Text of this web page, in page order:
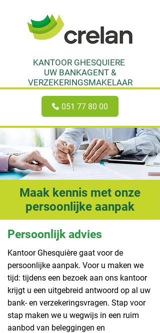
KANTOOR GHESQUIERE
UW BANKAGENT &
VERZEKERINGSMAKELAAR
051 77 80 00
Maak kennis met onze
persoonlijke aanpak
Persoonlijk advies
Kantoor Ghesquière gaat voor de
persoonlijke aanpak. Voor u maken we
tijd: tijdens een bezoek aan ons kantoor
krijgt u een uitgebreid antwoord op al uw
bank- en verzekeringsvragen. Stap voor
stap maken we u wegwijs in een ruim
aanbod van beleggingen en